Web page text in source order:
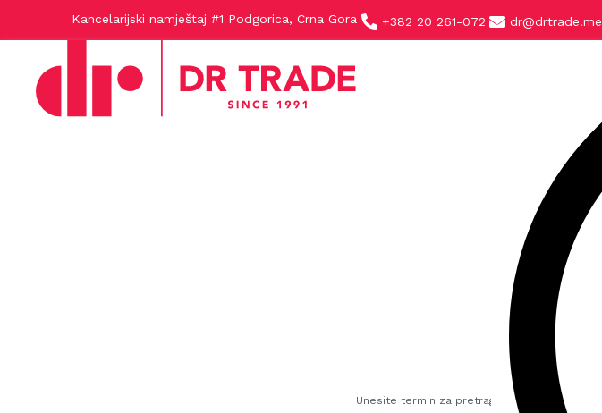
Kancelarijski namještaj #1 Podgorica, Crna Gora +382 20 261-072 dr@drtrade.me